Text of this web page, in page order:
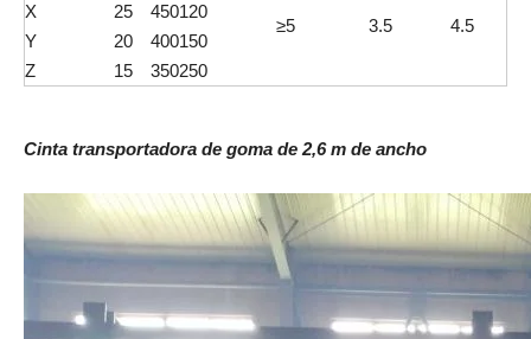
≥5 3.5 4.5
X 25 450120
Y
20 400150
Z
15 350250
Cinta transportadora de goma de 2,6 m de ancho